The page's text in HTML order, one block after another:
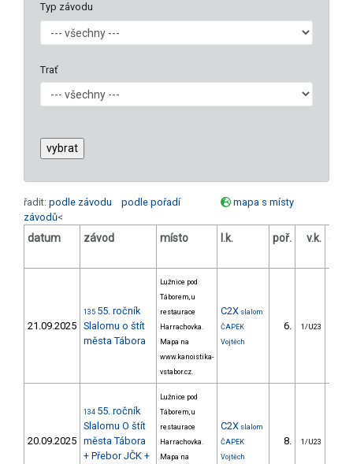
Typ závodu
Trať
řadit: podle závodu podle pořadí
mapa s místy
závodů<
datum závod místo l.k. poř. v.k.
21.09.2025
135 55. ročník
Slalomu o štít
města Tábora
Lužnice pod
Táborem, u
restaurace
Harrachovka.
Mapa na
www.kanoistika-
vstabor.cz.
C2X slalom
ČAPEK
Vojtěch
6. 1/U23
20.09.2025
134 55. ročník
Slalomu O štít
města Tábora
+ Přebor JČK +
Lužnice pod
Táborem, u
restaurace
Harrachovka.
Mapa na
C2X slalom
ČAPEK
Vojtěch
8. 1/U23